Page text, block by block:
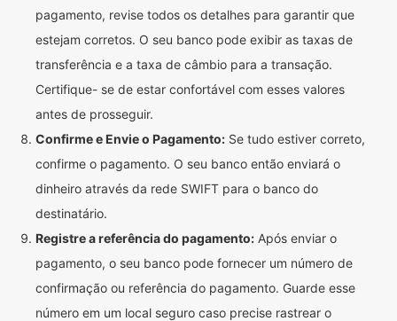
pagamento, revise todos os detalhes para garantir que
estejam corretos. O seu banco pode exibir as taxas de
transferência e a taxa de câmbio para a transação.
Certifique- se de estar confortável com esses valores
antes de prosseguir.
Confirme e Envie o Pagamento: Se tudo estiver correto,
confirme o pagamento. O seu banco então enviará o
dinheiro através da rede SWIFT para o banco do
destinatário.
Registre a referência do pagamento: Após enviar o
pagamento, o seu banco pode fornecer um número de
confirmação ou referência do pagamento. Guarde esse
número em um local seguro caso precise rastrear o